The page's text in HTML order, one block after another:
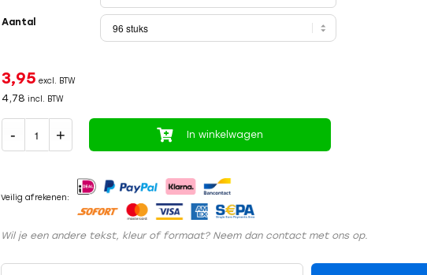
Aantal
3,95 excl. BTW
4,78 incl. BTW
In winkelwagen
Veilig afrekenen:
Wil je een andere tekst, kleur of formaat? Neem dan contact met ons op.